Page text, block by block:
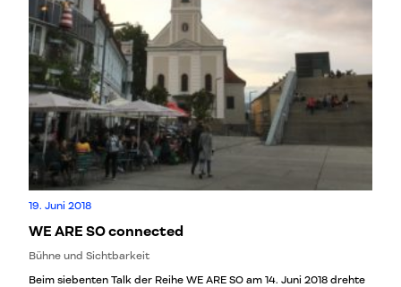
19. Juni 2018
WE ARE SO connected
Bühne und Sichtbarkeit
Beim siebenten Talk der Reihe WE ARE SO am 14. Juni 2018 drehte